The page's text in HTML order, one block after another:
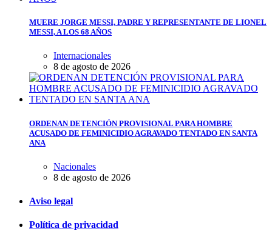
MUERE JORGE MESSI, PADRE Y REPRESENTANTE DE LIONEL
MESSI, A LOS 68 AÑOS
Internacionales
8 de agosto de 2026
ORDENAN DETENCIÓN PROVISIONAL PARA HOMBRE
ACUSADO DE FEMINICIDIO AGRAVADO TENTADO EN SANTA
ANA
Nacionales
8 de agosto de 2026
Aviso legal
Política de privacidad